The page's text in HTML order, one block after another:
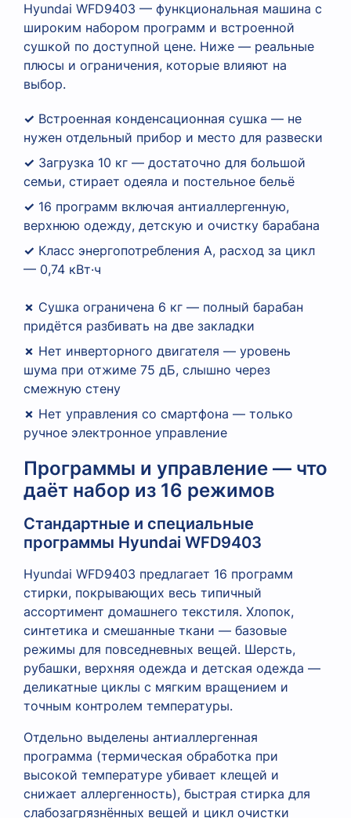
Hyundai WFD9403 — функциональная машина с
широким набором программ и встроенной
сушкой по доступной цене. Ниже — реальные
плюсы и ограничения, которые влияют на
выбор.
✓ Встроенная конденсационная сушка — не
нужен отдельный прибор и место для развески
✓ Загрузка 10 кг — достаточно для большой
семьи, стирает одеяла и постельное бельё
✓ 16 программ включая антиаллергенную,
верхнюю одежду, детскую и очистку барабана
✓ Класс энергопотребления A, расход за цикл
— 0,74 кВт·ч
✗ Сушка ограничена 6 кг — полный барабан
придётся разбивать на две закладки
✗ Нет инверторного двигателя — уровень
шума при отжиме 75 дБ, слышно через
смежную стену
✗ Нет управления со смартфона — только
ручное электронное управление
Программы и управление — что
даёт набор из 16 режимов
Стандартные и специальные
программы Hyundai WFD9403
Hyundai WFD9403 предлагает 16 программ
стирки, покрывающих весь типичный
ассортимент домашнего текстиля. Хлопок,
синтетика и смешанные ткани — базовые
режимы для повседневных вещей. Шерсть,
рубашки, верхняя одежда и детская одежда —
деликатные циклы с мягким вращением и
точным контролем температуры.
Отдельно выделены антиаллергенная
программа (термическая обработка при
высокой температуре убивает клещей и
снижает аллергенность), быстрая стирка для
слабозагрязнённых вещей и цикл очистки